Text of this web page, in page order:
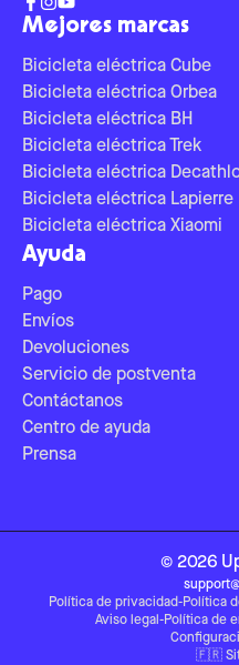
Mejores marcas
Bicicleta eléctrica Cube
Bicicleta eléctrica Orbea
Bicicleta eléctrica BH
Bicicleta eléctrica Trek
Bicicleta eléctrica
Bicicleta eléctrica Lapierre
Bicicleta eléctrica Xiaomi
Ayuda
Pago
Envíos
Devoluciones
Servicio de postventa
Contáctanos
Centro de ayuda
Prensa
© 2026
Política de privacidad-Política
Aviso legal -Política de
🇫🇷